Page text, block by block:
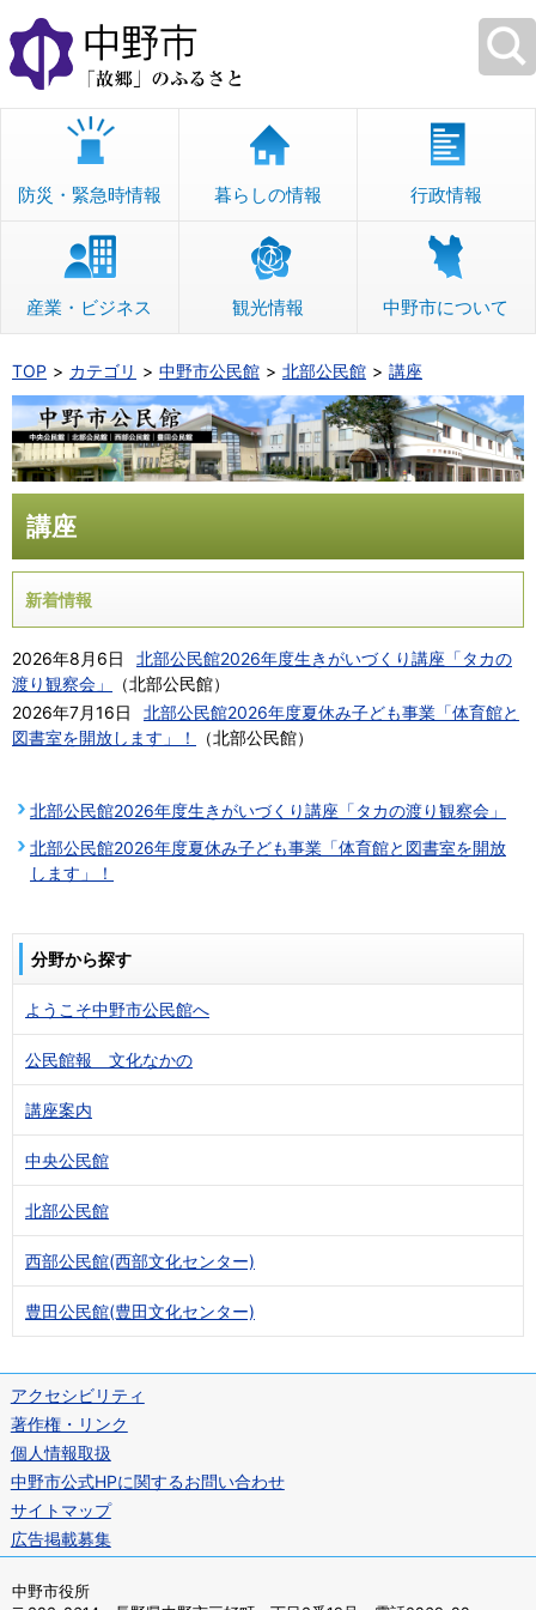
本
文
へ
移
防災・緊急時情報 暮らしの情報 行政情報
産業・ビジネス 観光情報 中野市について
TOP カテゴリ 中野市公民館 北部公民館 講座
講座
新着情報
2026年8月6日
北部公民館2026年度生きがいづくり講座「タカの
渡り観察会」
（北部公民館）
2026年7月16日
北部公民館2026年度夏休み子ども事業「体育館と
図書室を開放します」！
（北部公民館）
北部公民館2026年度生きがいづくり講座「タカの渡り観察会」
北部公民館2026年度夏休み子ども事業「体育館と図書室を開放
します」！
分野から探す
ようこそ中野市公民館へ
公民館報 文化なかの
講座案内
中央公民館
北部公民館
西部公民館(西部文化センター)
豊田公民館(豊田文化センター)
アクセシビリティ
著作権・リンク
個人情報取扱
中野市公式HPに関するお問い合わせ
サイトマップ
広告掲載募集
中野市役所